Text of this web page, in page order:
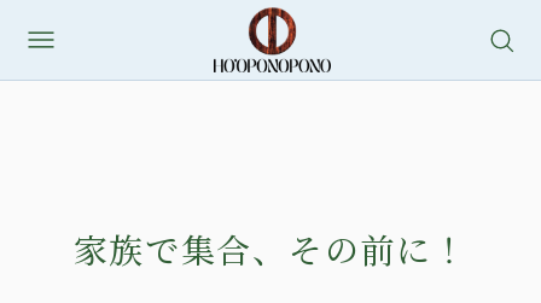
家族で集合、その前に！